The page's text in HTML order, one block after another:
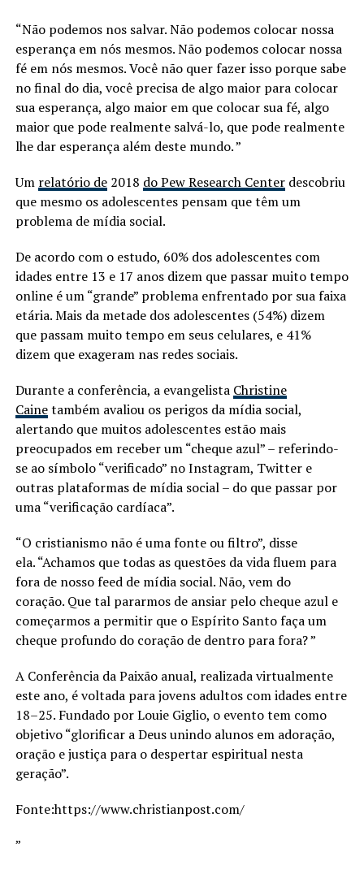
“Não podemos nos salvar. Não podemos colocar nossa
esperança em nós mesmos. Não podemos colocar nossa
fé em nós mesmos. Você não quer fazer isso porque sabe
no final do dia, você precisa de algo maior para colocar
sua esperança, algo maior em que colocar sua fé, algo
maior que pode realmente salvá-lo, que pode realmente
lhe dar esperança além deste mundo. ”
Um relatório de2018 do Pew Research Centerdescobriu
que mesmo os adolescentes pensam que têm um
problema de mídia social.
De acordo com o estudo, 60% dos adolescentes com
idades entre 13 e 17 anos dizem que passar muito tempo
online é um “grande” problema enfrentado por sua faixa
etária. Mais da metade dos adolescentes (54%) dizem
que passam muito tempo em seus celulares, e 41%
dizem que exageram nas redes sociais.
Durante a conferência, a evangelista Christine
Cainetambém avaliou os perigos da mídia social,
alertando que muitos adolescentes estão mais
preocupados em receber um “cheque azul” – referindo-
se ao símbolo “verificado” no Instagram, Twitter e
outras plataformas de mídia social – do que passar por
uma “verificação cardíaca”.
“O cristianismo não é uma fonte ou filtro”, disse
ela. “Achamos que todas as questões da vida fluem para
fora de nosso feed de mídia social. Não, vem do
coração. Que tal pararmos de ansiar pelo cheque azul e
começarmos a permitir que o Espírito Santo faça um
cheque profundo do coração de dentro para fora? ”
A Conferência da Paixão anual, realizada virtualmente
este ano, é voltada para jovens adultos com idades entre
18–25. Fundado por Louie Giglio, o evento tem como
objetivo “glorificar a Deus unindo alunos em adoração,
oração e justiça para o despertar espiritual nesta
geração”.
Fonte:https://www.christianpost.com/
”